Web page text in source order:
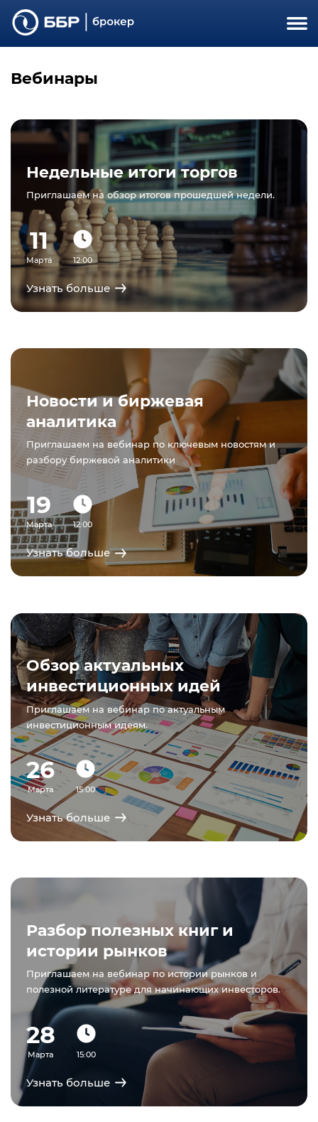
Вебинары
Недельные итоги торгов
Приглашаем на обзор итогов прошедшей недели.
11
Марта 12:00
Узнать больше
Новости и биржевая
аналитика
Приглашаем на вебинар по ключевым новостям и
разбору биржевой аналитики
19
Марта 12:00
Узнать больше
Обзор актуальных
инвестиционных идей
Приглашаем на вебинар по актуальным
инвестиционным идеям.
26
Марта 15:00
Узнать больше
Разбор полезных книг и
истории рынков
Приглашаем на вебинар по истории рынков и
полезной литературе для начинающих инвесторов.
28
Марта 15:00
Узнать больше